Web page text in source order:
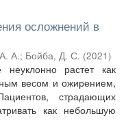
осложнений в
А.; Бойба, Д. С. (2021)
растет как
весом и ожирением,
страдающих
как небольшую